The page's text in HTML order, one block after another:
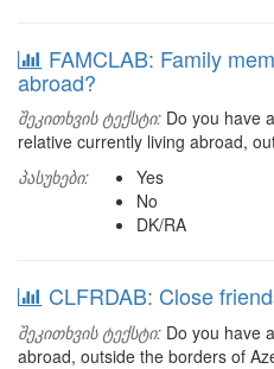
FAMCLAB: Family
abroad?
შეკითხვის ტექსტი: Do you have
relative currently living abroad,
პასუხები:
Yes
No
DK/RA
CLFRDAB: Close
შეკითხვის ტექსტი: Do you have
abroad, outside the borders of